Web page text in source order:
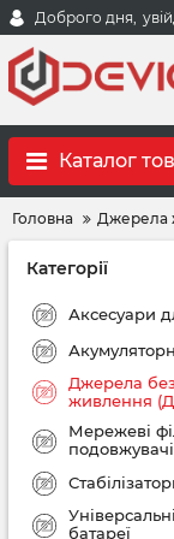
Доброго дня,
Каталог
Головна Джерела
Категорії
Аксесуари
Джерела
живлення
Мережеві
батареї